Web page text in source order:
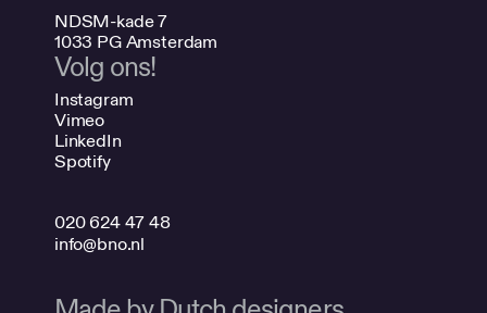
NDSM-kade 7
1033 PG Amsterdam
Volg ons!
Instagram
Vimeo
LinkedIn
Spotify
020 624 47 48
info@bno.nl